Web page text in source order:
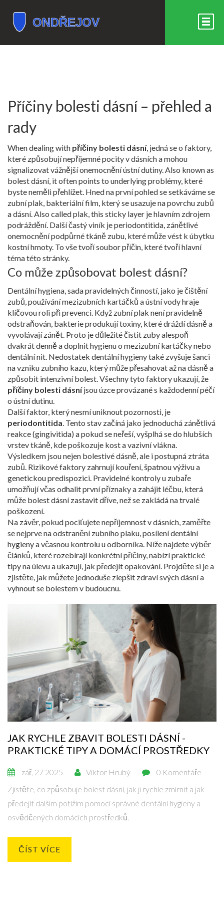
Příčiny bolesti dásní – přehled a
rady
When dealing with příčiny bolesti dásní, jedná se o faktory,
které způsobují nepříjemné pocity v dásních a mohou
signalizovat vážnější onemocnění ústní dutiny. Also known as
bolest dásní, it often points to underlying problémy, které
byste neměli přehlížet. Hned na první pohled se setkáváme se
zubní plak, bakteriální film, který se usazuje na povrchu zubů
a dásní. Also calledplak, this sticky layer je hlavním zdrojem
podráždění. Další častý viník jeperiodontitida, zánětlivé
onemocnění podpůrné tkáně zubu, které může vést k úbytku
kostní hmoty. To vše tvoří soubor příčin, které tvoří hlavní
téma této stránky.
Co může způsobovat bolest dásní?
Dentální hygiena,sada pravidelných činností, jako je čištění
zubů, používání mezizubních kartáčků a ústní vodyhraje
klíčovou roli při prevenci. Když zubní plak není pravidelně
odstraňován, bakterie produkují toxiny, které dráždí dásně a
vyvolávají zánět. Proto je důležité čistit zuby alespoň
dvakrát denně a doplnit hygienu o mezizubní kartáčky nebo
dentální nit. Nedostatek dentální hygieny také zvyšuje šanci
na vzniku zubního kazu, který může přesahovat až na dásně a
způsobit intenzivní bolest. Všechny tyto faktory ukazují, že
příčiny bolesti dásníjsou úzce provázané s každodenní péčí
o ústní dutinu.
Další faktor, který nesmí uniknout pozornosti, je
periodontitida. Tento stav začíná jako jednoduchá zánětlivá
reakce (gingivitida) a pokud se neřeší, vyšplhá se do hlubších
vrstev tkáně, kde poškozuje kost a vazivní vlákna.
Výsledkem jsou nejen bolestivé dásně, ale i postupná ztráta
zubů. Rizikové faktory zahrnují kouření, špatnou výživu a
genetickou predispozici. Pravidelné kontroly u zubaře
umožňují včas odhalit první příznaky a zahájit léčbu, která
může bolest dásní zastavit dříve, než se zakládá na trvalé
poškození.
Na závěr, pokud pociťujete nepříjemnost v dásních, zaměřte
se nejprve na odstranění zubního plaku, posílení dentální
hygieny a včasnou kontrolu u odborníka. Níže najdete výběr
článků, které rozebírají konkrétní příčiny, nabízí praktické
tipy na úlevu a ukazují, jak předejít opakování. Projděte si je a
zjistěte, jak můžete jednoduše zlepšit zdraví svých dásní a
vyhnout se bolestem v budoucnu.
JAK RYCHLE ZBAVIT BOLESTI DÁSNÍ -
PRAKTICKÉ TIPY A DOMÁCÍ PROSTŘEDKY
zář, 27 2025 Viktor Hrubý
0 Komentáře
Zjistěte, co způsobuje bolest dásní, jak ji rychle zmírnit a jak
předejít dalším potížím pomocí správné dentální hygieny a
osvědčených domácích prostředků.
ČÍST VÍCE